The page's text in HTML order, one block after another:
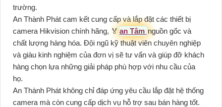
trường.
An Thành Phát cam kết cung cấp và lắp đặt các thiết bị
camera Hikvision chính hãng, ️🏅️ an Tâm nguồn gốc và
chất lượng hàng hóa. Đội ngũ kỹ thuật viên chuyên nghiệp
và giàu kinh nghiệm của đơn vị sẽ tư vấn và giúp đỡ khách
hàng chọn lựa những giải pháp phù hợp với nhu cầu của
họ.
An Thành Phát không chỉ đáp ứng yêu cầu lắp đặt hệ thống
camera mà còn cung cấp dịch vụ hỗ trợ sau bán hàng tốt.